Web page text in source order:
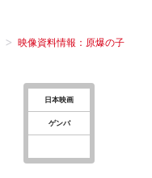
映像資料情報：原爆の子
日本映画
ゲンバ